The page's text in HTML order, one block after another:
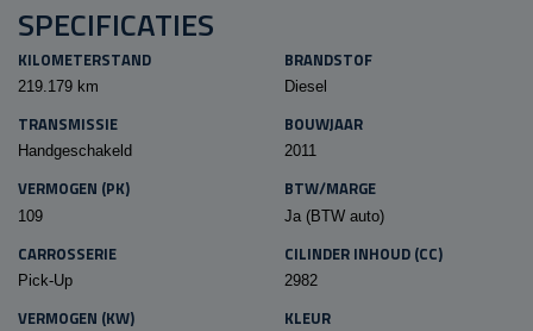
SPECIFICATIES
KILOMETERSTAND
219.179 km
BRANDSTOF
Diesel
TRANSMISSIE
Handgeschakeld
BOUWJAAR
2011
VERMOGEN (PK)
109
BTW/MARGE
Ja (BTW auto)
CARROSSERIE
Pick-Up
CILINDER INHOUD (CC)
2982
VERMOGEN (KW) KLEUR